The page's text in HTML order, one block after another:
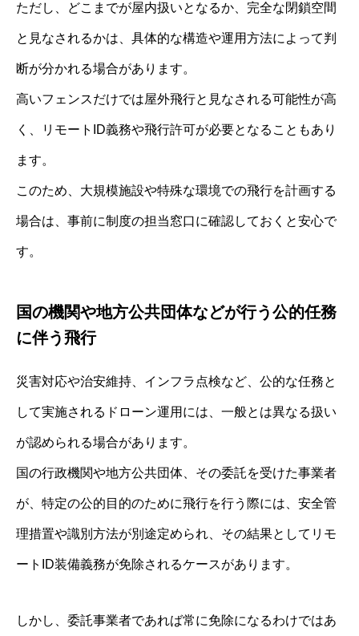
ただし、どこまでが屋内扱いとなるか、完全な閉鎖空間
と見なされるかは、具体的な構造や運用方法によって判
断が分かれる場合があります。
高いフェンスだけでは屋外飛行と見なされる可能性が高
く、リモートID義務や飛行許可が必要となることもあり
ます。
このため、大規模施設や特殊な環境での飛行を計画する
場合は、事前に制度の担当窓口に確認しておくと安心で
す。
国の機関や地方公共団体などが行う公的任務
に伴う飛行
災害対応や治安維持、インフラ点検など、公的な任務と
して実施されるドローン運用には、一般とは異なる扱い
が認められる場合があります。
国の行政機関や地方公共団体、その委託を受けた事業者
が、特定の公的目的のために飛行を行う際には、安全管
理措置や識別方法が別途定められ、その結果としてリモ
ートID装備義務が免除されるケースがあります。
しかし、委託事業者であれば常に免除になるわけではあ